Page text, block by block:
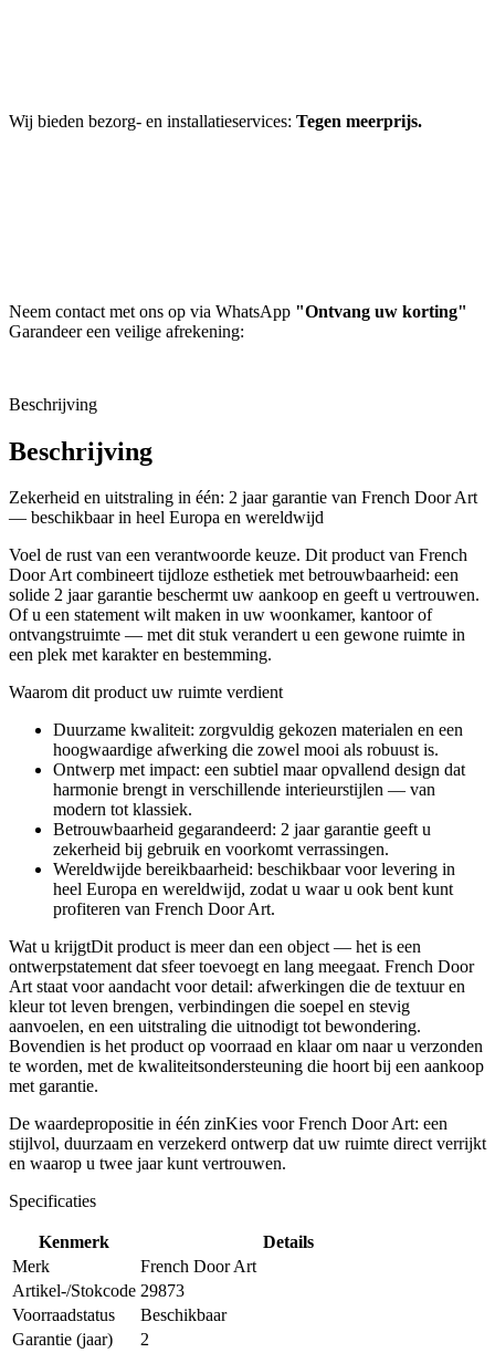
Wij bieden bezorg- en installatieservices: Tegen meerprijs.
Neem contact met ons op via WhatsApp "Ontvang uw korting"
Garandeer een veilige afrekening:
Beschrijving
Beschrijving
Zekerheid en uitstraling in één: 2 jaar garantie van French Door Art
— beschikbaar in heel Europa en wereldwijd
Voel de rust van een verantwoorde keuze. Dit product van French
Door Art combineert tijdloze esthetiek met betrouwbaarheid: een
solide 2 jaar garantie beschermt uw aankoop en geeft u vertrouwen.
Of u een statement wilt maken in uw woonkamer, kantoor of
ontvangstruimte — met dit stuk verandert u een gewone ruimte in
een plek met karakter en bestemming.
Waarom dit product uw ruimte verdient
Duurzame kwaliteit: zorgvuldig gekozen materialen en een
hoogwaardige afwerking die zowel mooi als robuust is.
Ontwerp met impact: een subtiel maar opvallend design dat
harmonie brengt in verschillende interieurstijlen — van
modern tot klassiek.
Betrouwbaarheid gegarandeerd: 2 jaar garantie geeft u
zekerheid bij gebruik en voorkomt verrassingen.
Wereldwijde bereikbaarheid: beschikbaar voor levering in
heel Europa en wereldwijd, zodat u waar u ook bent kunt
profiteren van French Door Art.
Wat u krijgtDit product is meer dan een object — het is een
ontwerpstatement dat sfeer toevoegt en lang meegaat. French Door
Art staat voor aandacht voor detail: afwerkingen die de textuur en
kleur tot leven brengen, verbindingen die soepel en stevig
aanvoelen, en een uitstraling die uitnodigt tot bewondering.
Bovendien is het product op voorraad en klaar om naar u verzonden
te worden, met de kwaliteitsondersteuning die hoort bij een aankoop
met garantie.
De waardepropositie in één zinKies voor French Door Art: een
stijlvol, duurzaam en verzekerd ontwerp dat uw ruimte direct verrijkt
en waarop u twee jaar kunt vertrouwen.
Specificaties
Kenmerk
Details
Merk
French Door Art
Artikel-/Stokcode 29873
Voorraadstatus
Beschikbaar
Garantie (jaar)
2